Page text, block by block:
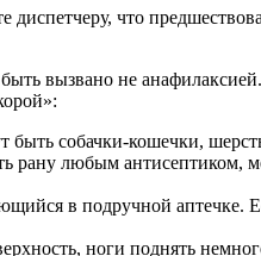
что
вызвано не анафилаксией.
быть собачки-кошечки,
рану любым
в подручной аптечке.
ноги поднять